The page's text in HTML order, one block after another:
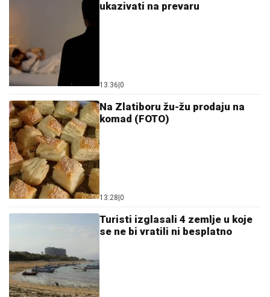
ukazivati na prevaru
13:36 0
Na Zlatiboru žu-žu prodaju na
komad (FOTO)
13:28 0
Turisti izglasali 4 zemlje u koje
se ne bi vratili ni besplatno